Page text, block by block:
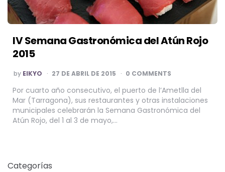
IV Semana Gastronómica del Atún Rojo
2015
POSTED
BY
by EIKYO 27 DE ABRIL DE 2015 0 COMMENTS
Por cuarto año consecutivo, el puerto de l’Ametlla del
Mar (Tarragona), sus restaurantes y otras instalaciones
municipales celebrarán la Semana Gastronómica del
Atún Rojo, del 1 al 3 de mayo,…
Categorías